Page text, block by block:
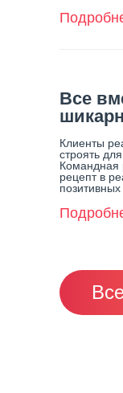
Все
Клиенты
строять
Командная
рецепт в